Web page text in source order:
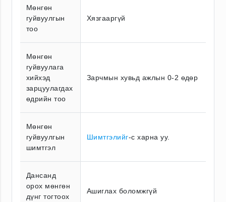
Мөнгөн
гуйвуулгын
тоо
Хязгааргүй
Мөнгөн
гуйвуулага
хийхэд
зарцуулагдах
өдрийн тоо
Зарчмын хувьд ажлын 0-2 өдөр
Мөнгөн
гуйвуулгын
шимтгэл
Шимтгэлийг-с харна уу.
Дансанд
орох мөнгөн
дүнг тогтоох
Ашиглах боломжгүй